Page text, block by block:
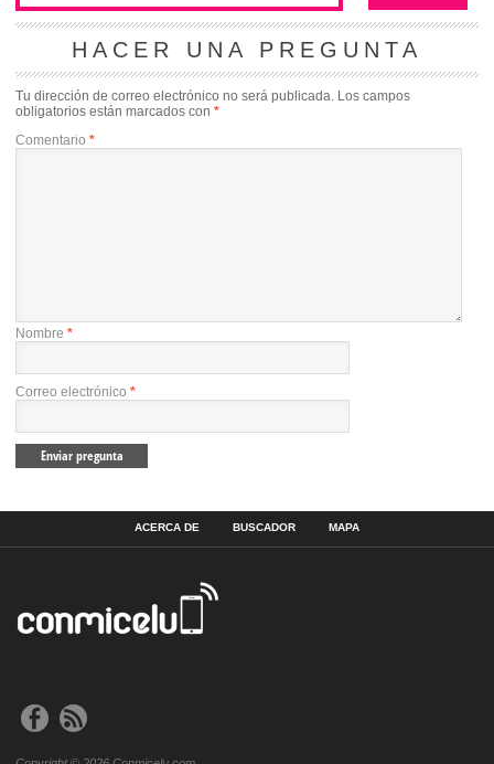
HACER UNA PREGUNTA
Tu dirección de correo electrónico no será publicada. Los campos
obligatorios están marcados con *
Comentario *
Nombre *
Correo electrónico *
ACERCA DE BUSCADOR MAPA